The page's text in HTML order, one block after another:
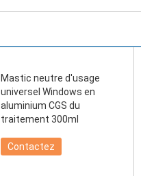
Mastic neutre d'usage
universel Windows en
aluminium CGS du
traitement 300ml
Contactez